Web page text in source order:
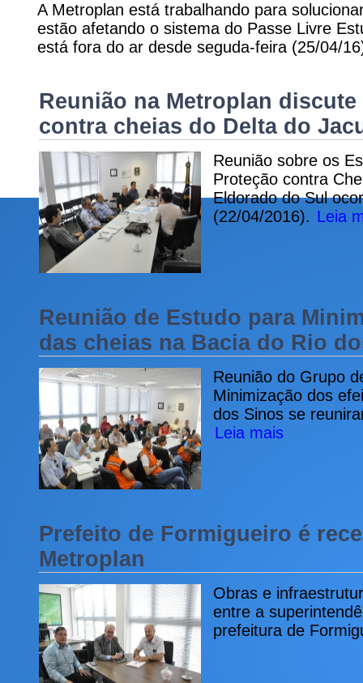
A Metroplan está trabalhando para
estão afetando o sistema do Passe Livre
está fora do ar desde seguda-feira (25/04/
Reunião na Metroplan
contra cheias do Delta do
Reunião sobre os
Proteção contra
Eldorado do Sul
(22/04/2016). Leia
Reunião de Estudo para
das cheias na Bacia do Rio
Reunião do Grupo
Minimização dos
dos Sinos se
Leia mais
Prefeito de Formigueiro é
Metroplan
Obras e
entre a
prefeitura de